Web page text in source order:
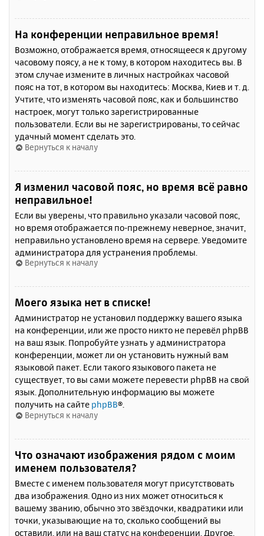
На конференции неправильное время!
Возможно, отображается время, относящееся к другому
часовому поясу, а не к тому, в котором находитесь вы. В
этом случае измените в личных настройках часовой
пояс на тот, в котором вы находитесь: Москва, Киев и т. д.
Учтите, что изменять часовой пояс, как и большинство
настроек, могут только зарегистрированные
пользователи. Если вы не зарегистрированы, то сейчас
удачный момент сделать это.
Вернуться к началу
Я изменил часовой пояс, но время всё равно
неправильное!
Если вы уверены, что правильно указали часовой пояс,
но время отображается по-прежнему неверное, значит,
неправильно установлено время на сервере. Уведомите
администратора для устранения проблемы.
Вернуться к началу
Моего языка нет в списке!
Администратор не установил поддержку вашего языка
на конференции, или же просто никто не перевёл phpBB
на ваш язык. Попробуйте узнать у администратора
конференции, может ли он установить нужный вам
языковой пакет. Если такого языкового пакета не
существует, то вы сами можете перевести phpBB на свой
язык. Дополнительную информацию вы можете
получить на сайте phpBB®.
Вернуться к началу
Что означают изображения рядом с моим
именем пользователя?
Вместе с именем пользователя могут присутствовать
два изображения. Одно из них может относиться к
вашему званию, обычно это звёздочки, квадратики или
точки, указывающие на то, сколько сообщений вы
оставили, или на ваш статус на конференции. Другое,